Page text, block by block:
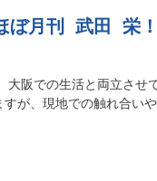
ぼ月刊 武田 栄！
大阪での生活と両立させ
が、現地での触れ合い